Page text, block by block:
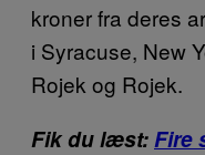
kroner fra deres
i Syracuse, New
Rojek og Rojek.
Fik du læst:Fire